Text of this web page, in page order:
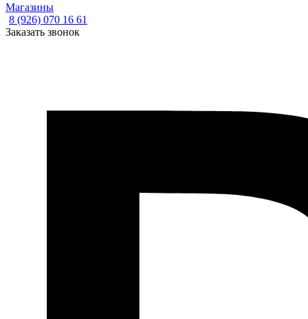
Магазины
8 (926) 070 16 61
Заказать звонок